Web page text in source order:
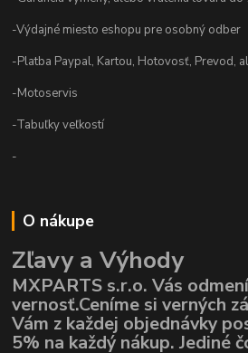
-Výdajné miesto eshopu pre osobný odber
-Platba Paypal, Kartou, Hotovosť, Prevod,
-Motoservis
-Tabuľky veľkostí
-
O nákupe
Zľavy a Výhody
MXPARTS s.r.o. Vás
vernosť.Ceníme si verných
Vám z každej objednávky
5% na každý nákup. Jediné